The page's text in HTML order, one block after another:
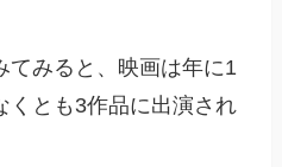
てみると、映画は年に1
くとも3作品に出演され